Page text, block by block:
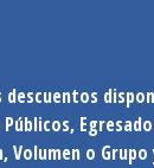
descuentos
Volumen o